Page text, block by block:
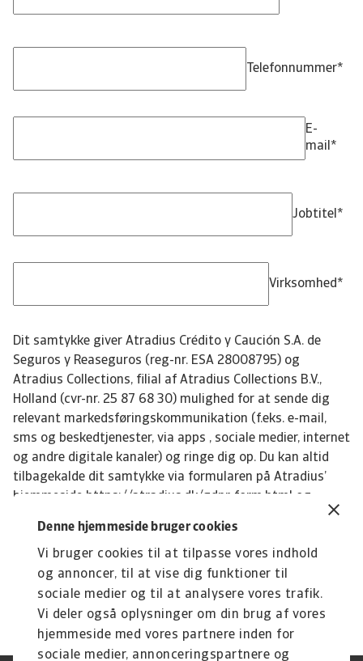
Denne hjemmeside bruger cookies
Vi bruger cookies til at tilpasse vores indhold
og annoncer, til at vise dig funktioner til
sociale medier og til at analysere vores trafik.
Vi deler også oplysninger om din brug af vores
hjemmeside med vores partnere inden for
sociale medier, annonceringspartnere og
Telefonnummer*
E-
mail *
Jobtitel *
Virksomhed*
Dit samtykke giver Atradius Crédito y Caución S.A. de
Seguros y Reaseguros (reg-nr. ESA 28008795) og
Atradius Collections, filial af Atradius Collections B.V.,
Holland (cvr-nr. 25 87 68 30) mulighed for at sende dig
relevant markedsføringskommunikation (f.eks. e-mail,
sms og beskedtjenester, via apps , sociale medier, internet
og andre digitale kanaler) og ringe dig op. Du kan altid
tilbagekalde dit samtykke via formularen på Atradius’
hjemmeside https://atradius.dk/gdpr-form.html og
nyhedsbrevet. Læs mere om Atradius’ persondatapolitik
her: https://atradius.dk/privacy-statement.html